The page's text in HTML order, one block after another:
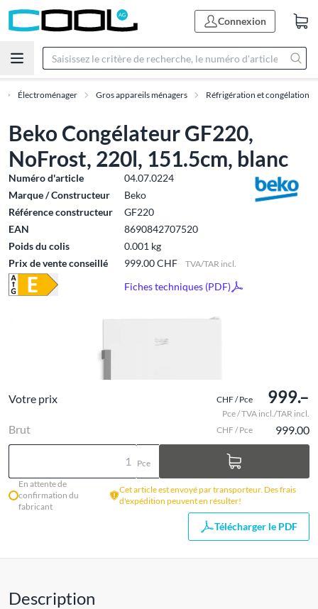
Connexion
Électroménager Gros appareils ménagers Réfrigération et congélation
Beko Congélateur GF220,
NoFrost, 220l, 151.5cm, blanc
Numéro d'article
04.07.0224
Marque / Constructeur
Beko
Référence constructeur
GF220
EAN
8690842707520
Poids du colis
0.001 kg
Prix de vente conseillé
999.00 CHF TVA/TAR incl.
Fiches techniques (PDF)
Votre prix CHF / Pce 999.–
Pce / TVA incl./TAR incl.
Brut CHF / Pce 999.00
Pce
En attente de
confirmation du
fabricant
Cet article est envoyé par transporteur. Des frais
d'expédition peuvent en résulter!
Télécharger le PDF
Description